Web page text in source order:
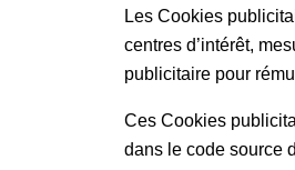
Les Cookies
centres d’intérêt,
publicitaire pour
Ces Cookies
dans le code source